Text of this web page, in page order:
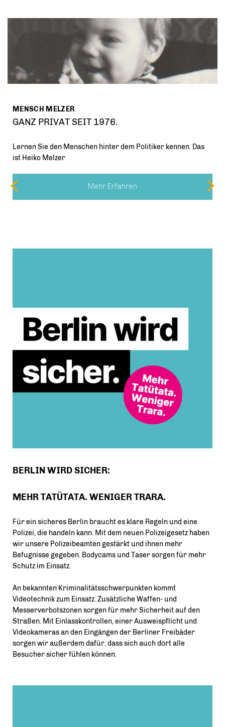
MENSCH MELZER
GANZ PRIVAT SEIT 1976.
Lernen Sie den Menschen hinter dem Politiker kennen. Das
ist Heiko Melzer
Mehr Erfahren
BERLIN WIRD SICHER:
MEHR TATÜTATA. WENIGER TRARA.
Für ein sicheres Berlin braucht es klare Regeln und eine
Polizei, die handeln kann. Mit dem neuen Polizeigesetz haben
wir unsere Polizeibeamten gestärkt und ihnen mehr
Befugnisse gegeben. Bodycams und Taser sorgen für mehr
Schutz im Einsatz.
An bekannten Kriminalitätsschwerpunkten kommt
Videotechnik zum Einsatz. Zusätzliche Waffen- und
Messerverbotszonen sorgen für mehr Sicherheit auf den
Straßen. Mit Einlasskontrollen, einer Ausweispflicht und
Videokameras an den Eingängen der Berliner Freibäder
sorgen wir außerdem dafür, dass sich auch dort alle
Besucher sicher fühlen können.